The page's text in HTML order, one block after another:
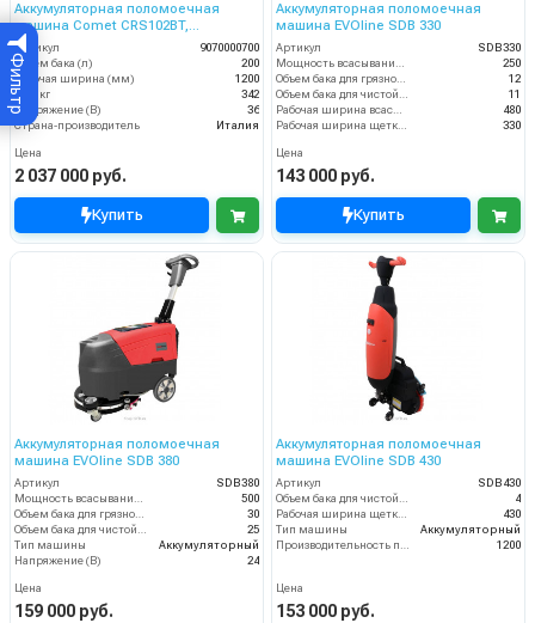
Фильтр
Аккумуляторная поломоечная
машина Comet CRS102BT,
аккумуляторная, с местом для
оператора без АКБ и ЗУ
Артикул
9070000700
Объем бака (л)
200
Рабочая ширина (мм)
1200
Вес, кг
342
Напряжение (В)
36
Страна-производитель
Италия
Цена
2 037 000 руб.
Купить
Аккумуляторная поломоечная
машина EVOline SDB 330
Артикул
SDB330
Мощность всасывания, Вт
250
Объем бака для грязной воды, л
12
Объем бака для чистой воды, л
11
Рабочая ширина всасывания (мм)
480
Рабочая ширина щетки, мм
330
Цена
143 000 руб.
Купить
Аккумуляторная поломоечная
машина EVOline SDB 380
Артикул
SDB380
Мощность всасывания, Вт
500
Объем бака для грязной воды, л
30
Объем бака для чистой воды, л
25
Тип машины
Аккумуляторный
Напряжение (В)
24
Цена
159 000 руб.
Аккумуляторная поломоечная
машина EVOline SDB 430
Артикул
SDB430
Объем бака для чистой воды, л
4
Рабочая ширина щетки, мм
430
Тип машины
Аккумуляторный
Производительность по площади (м2/ч)
1200
Цена
153 000 руб.